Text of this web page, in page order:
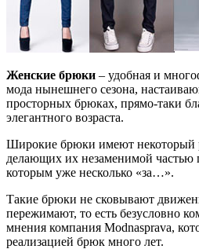
Женские брюки – удобная и
мода нынешнего сезона,
просторных брюках, прямо-таки
элегантного возраста.
Широкие брюки имеют некоторый
делающих их незаменимой частью
которым уже несколько «за…».
Такие брюки не сковывают
пережимают, то есть безусловно
мнения компания Modnasprava,
реализацией брюк много лет.